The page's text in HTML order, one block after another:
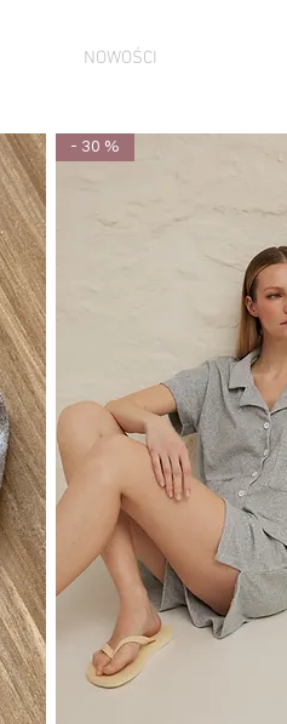
NOWOŚCI
- 30 %